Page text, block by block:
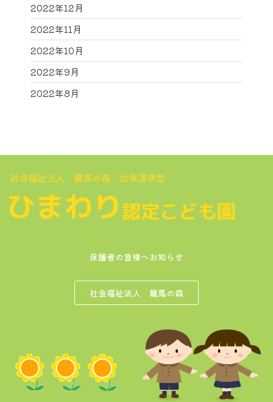
2022年12月
2022年11月
2022年10月
2022年9月
2022年8月
社会福祉法人 龍馬の森 幼保連携型
保護者の皆様へお知らせ
社会福祉法人 龍馬の森